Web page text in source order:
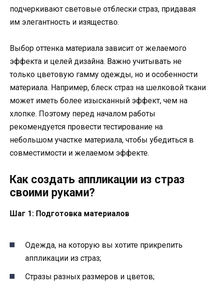
подчеркивают световые отблески страз, придавая
им элегантность и изящество.
Выбор оттенка материала зависит от желаемого
эффекта и целей дизайна. Важно учитывать не
только цветовую гамму одежды, но и особенности
материала. Например, блеск страз на шелковой ткани
может иметь более изысканный эффект, чем на
хлопке. Поэтому перед началом работы
рекомендуется провести тестирование на
небольшом участке материала, чтобы убедиться в
совместимости и желаемом эффекте.
Как создать аппликации из страз
своими руками?
Шаг 1: Подготовка материалов
Одежда, на которую вы хотите прикрепить
аппликации из страз;
Стразы разных размеров и цветов;